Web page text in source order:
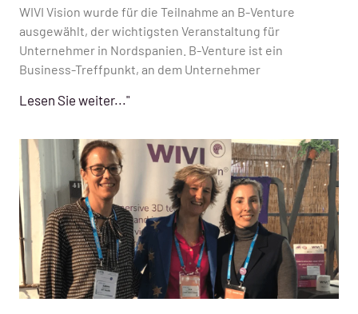
WIVI Vision wurde für die Teilnahme an B-Venture
ausgewählt, der wichtigsten Veranstaltung für
Unternehmer in Nordspanien. B-Venture ist ein
Business-Treffpunkt, an dem Unternehmer
Lesen Sie weiter..."